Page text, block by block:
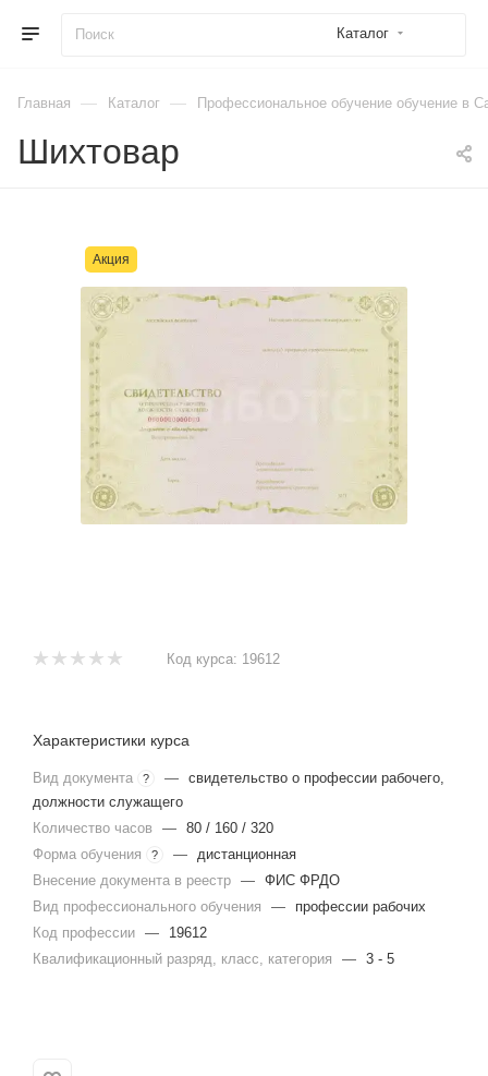
Каталог
Главная — Каталог — Профессиональное обучение обучение в
Шихтовар
Акция
Код курса: 19612
Характеристики курса
Вид документа ? — свидетельство о профессии рабочего,
должности служащего
Количество часов
— 80 / 160 / 320
Форма обучения
? —
дистанционная
Внесение документа в реестр — ФИС ФРДО
Вид профессионального обучения
—
профессии рабочих
Код профессии —
19612
Квалификационный разряд, класс, категория
— 3 - 5